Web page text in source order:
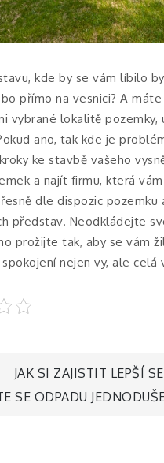
kde by se vám líbilo
přímo na vesnici? A máte
vybrané lokalitě pozemky,
ano, tak kde je
ke stavbě vašeho
a najít firmu, která
dle dispozic pozemku
představ. Neodkládejte
prožijte tak, aby se vám
nejen vy, ale celá
JAK SI ZAJISTIT LEPŠÍ
SE ODPADU